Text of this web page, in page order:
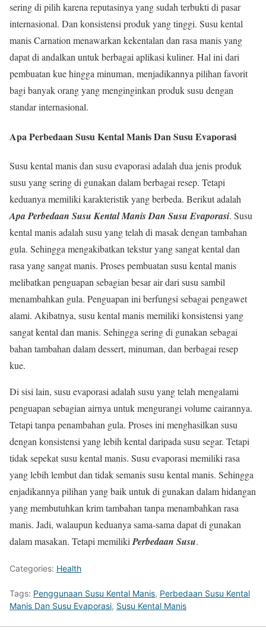
sering di pilih karena reputasinya yang sudah terbukti di pasar
internasional. Dan konsistensi produk yang tinggi. Susu kental
manis Carnation menawarkan kekentalan dan rasa manis yang
dapat di andalkan untuk berbagai aplikasi kuliner. Hal ini dari
pembuatan kue hingga minuman, menjadikannya pilihan favorit
bagi banyak orang yang menginginkan produk susu dengan
standar internasional.
Apa Perbedaan Susu Kental Manis Dan Susu Evaporasi
Susu kental manis dan susu evaporasi adalah dua jenis produk
susu yang sering di gunakan dalam berbagai resep. Tetapi
keduanya memiliki karakteristik yang berbeda. Berikut adalah
Apa Perbedaan Susu Kental Manis Dan Susu Evaporasi. Susu
kental manis adalah susu yang telah di masak dengan tambahan
gula. Sehingga mengakibatkan tekstur yang sangat kental dan
rasa yang sangat manis. Proses pembuatan susu kental manis
melibatkan penguapan sebagian besar air dari susu sambil
menambahkan gula. Penguapan ini berfungsi sebagai pengawet
alami. Akibatnya, susu kental manis memiliki konsistensi yang
sangat kental dan manis. Sehingga sering di gunakan sebagai
bahan tambahan dalam dessert, minuman, dan berbagai resep
kue.
Di sisi lain, susu evaporasi adalah susu yang telah mengalami
penguapan sebagian airnya untuk mengurangi volume cairannya.
Tetapi tanpa penambahan gula. Proses ini menghasilkan susu
dengan konsistensi yang lebih kental daripada susu segar. Tetapi
tidak sepekat susu kental manis. Susu evaporasi memiliki rasa
yang lebih lembut dan tidak semanis susu kental manis. Sehingga
enjadikannya pilihan yang baik untuk di gunakan dalam hidangan
yang membutuhkan krim tambahan tanpa menambahkan rasa
manis. Jadi, walaupun keduanya sama-sama dapat di gunakan
dalam masakan. Tetapi memiliki Perbedaan Susu.
Categories: Health
Tags: Penggunaan Susu Kental Manis, Perbedaan Susu Kental
Manis Dan Susu Evaporasi, Susu Kental Manis